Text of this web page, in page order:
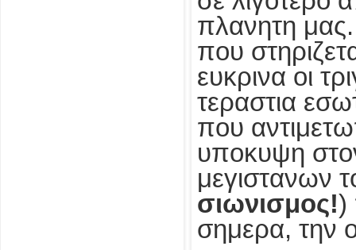
πλανητη μας.
που
ευκρινα οι
τεραστια
που
υποκυψη
μεγιστανων
σιωνισμος!)
σημερα, την